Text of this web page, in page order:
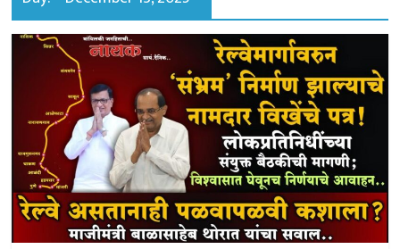
of
Sangamner